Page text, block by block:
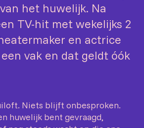
het huwelijk. Na
TV-hit met wekelijks 2
en actrice
vak en dat geldt óók
Niets blijft onbesproken.
huwelijk bent gevraagd,